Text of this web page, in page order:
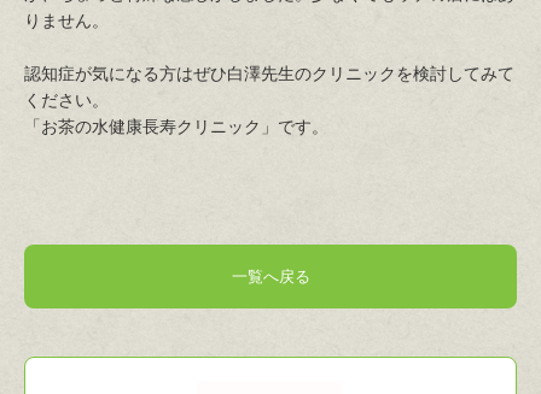
りません。
認知症が気になる方はぜひ白澤先生のクリニックを検討してみて
ください。
「お茶の水健康長寿クリニック」です。
一覧へ戻る